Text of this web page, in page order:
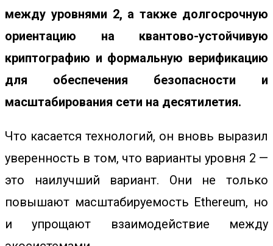
между уровнями 2, а также долгосрочную
ориентацию на квантово-устойчивую
криптографию и формальную верификацию
для обеспечения безопасности и
масштабирования сети на десятилетия.
Что касается технологий, он вновь выразил
уверенность в том, что варианты уровня 2 —
это наилучший вариант. Они не только
повышают масштабируемость Ethereum, но
и упрощают взаимодействие между